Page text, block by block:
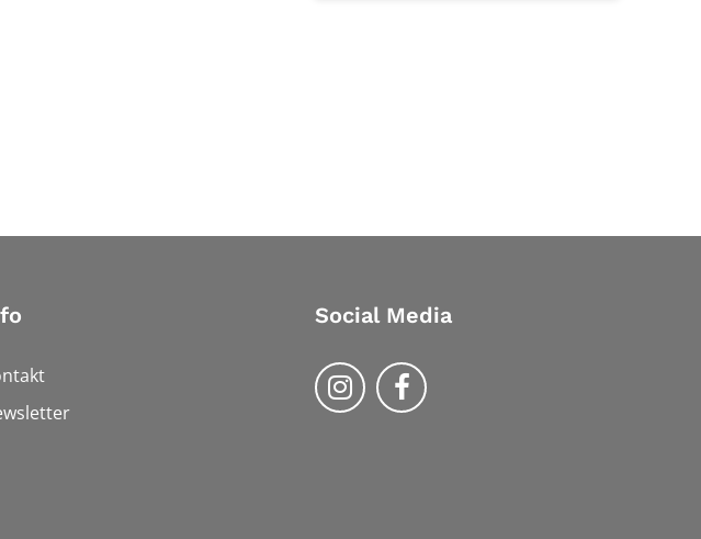
Social Media
Bistum Trier auf Instragram
Bistum Trier auf Facebook